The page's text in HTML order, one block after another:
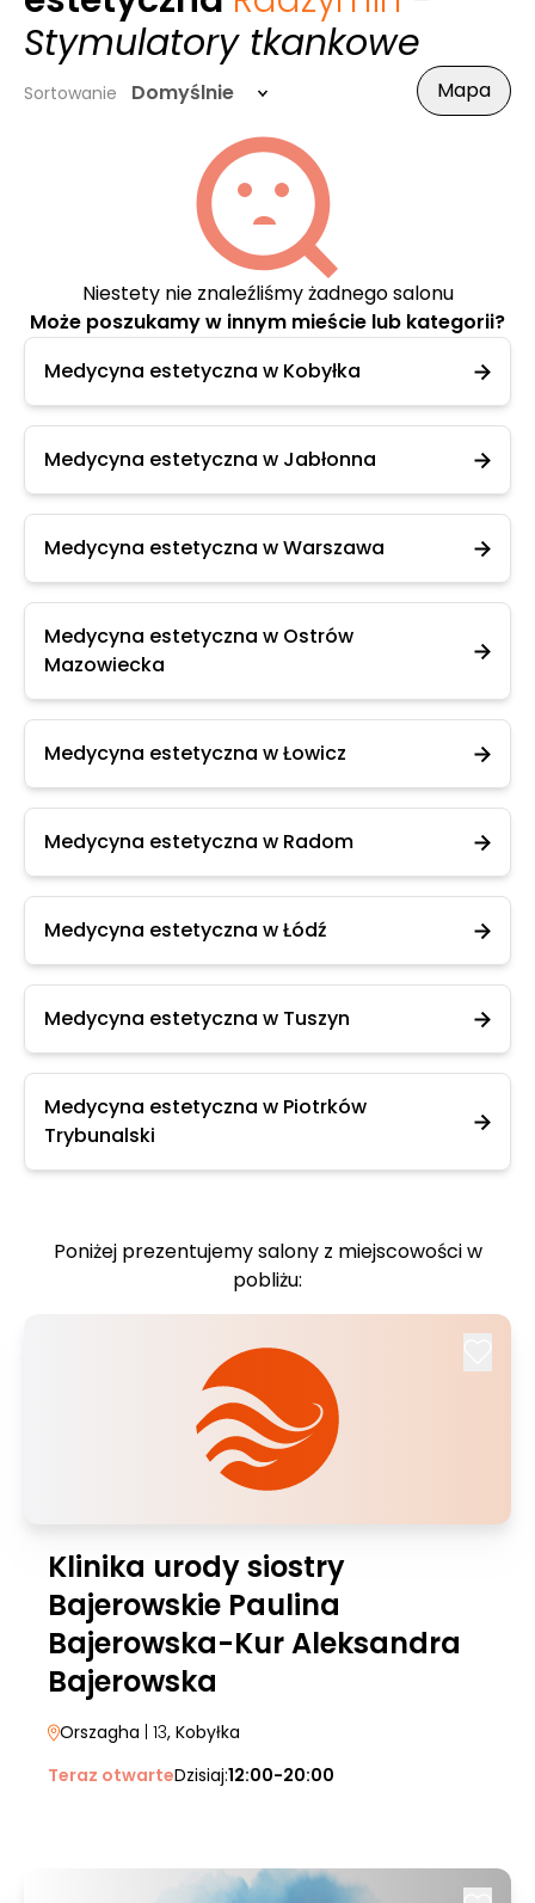
Stymulatory tkankowe
Sortowanie Domyślnie Mapa
Niestety nie znaleźliśmy żadnego salonu
Może poszukamy w innym mieście lub kategorii?
Medycyna estetyczna w Kobyłka
Medycyna estetyczna w Jabłonna
Medycyna estetyczna w Warszawa
Medycyna estetyczna w Ostrów
Mazowiecka
Medycyna estetyczna w Łowicz
Medycyna estetyczna w Radom
Medycyna estetyczna w Łódź
Medycyna estetyczna w Tuszyn
Medycyna estetyczna w Piotrków
Trybunalski
Poniżej prezentujemy salony z miejscowości w
pobliżu:
Klinika urody siostry
Bajerowskie Paulina
Bajerowska-Kur Aleksandra
Bajerowska
Orszagha | 13, Kobyłka
Teraz otwarteDzisiaj:12:00-20:00